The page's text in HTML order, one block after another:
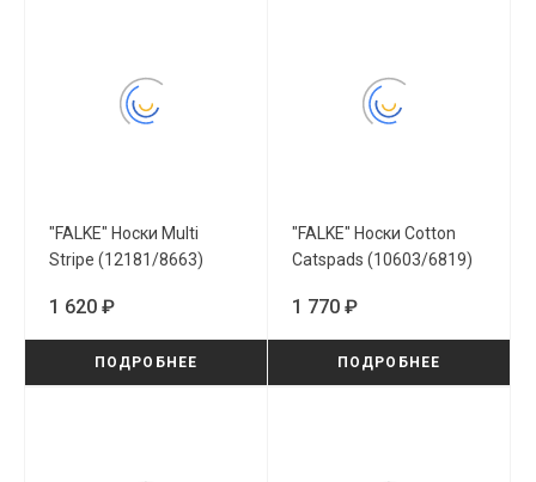
"FALKE" Носки Multi
Stripe (12181/8663)
1 620 ₽
ПОДРОБНЕЕ
"FALKE" Носки Cotton
Catspads (10603/6819)
1 770 ₽
ПОДРОБНЕЕ